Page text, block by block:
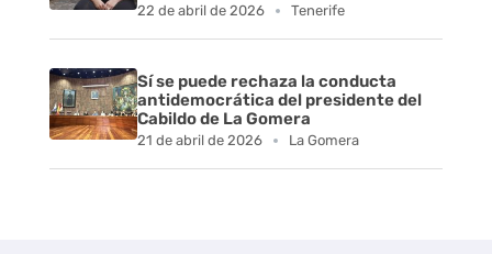
22 de abril de 2026 Tenerife
Sí se puede rechaza la conducta
antidemocrática del presidente del
Cabildo de La Gomera
21 de abril de 2026 La Gomera